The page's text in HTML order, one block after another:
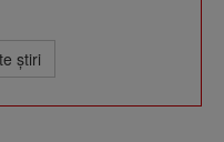
ştiri